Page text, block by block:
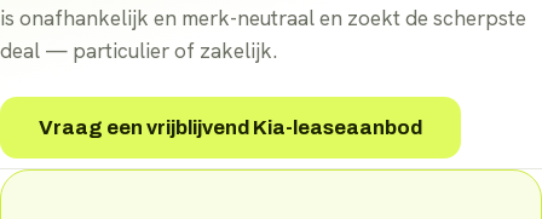
is onafhankelijk en merk-neutraal en zoekt de scherpste
deal — particulier of zakelijk.
Vraag een vrijblijvend Kia-leaseaanbod